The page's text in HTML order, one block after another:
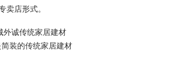
卖店形式。
外诚传统家居建材
装的传统家居建材